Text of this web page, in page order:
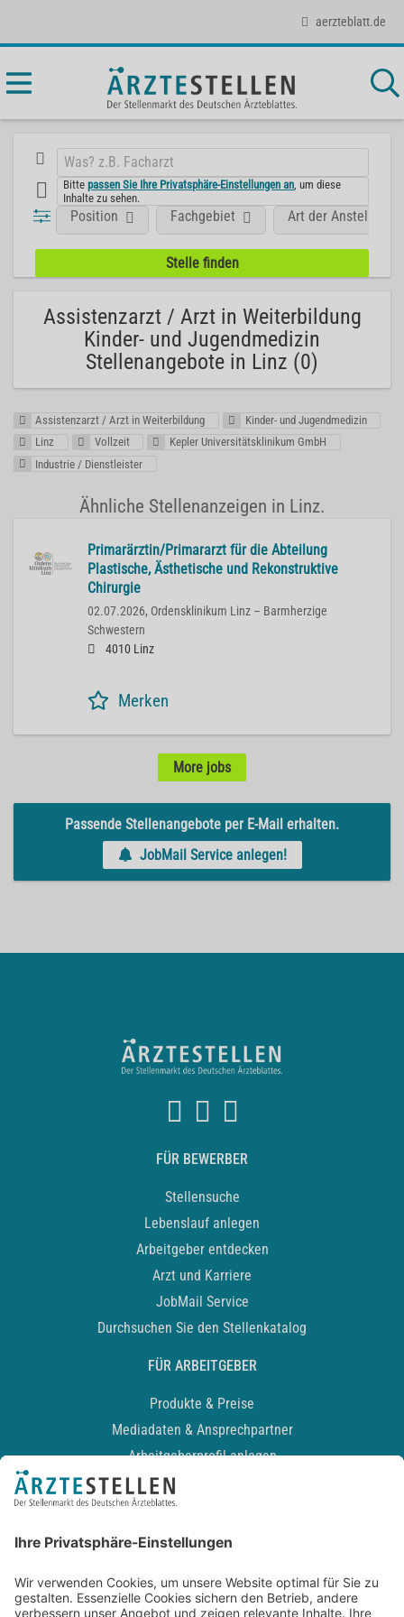
aerzteblatt.de
Bittepassen Sie Ihre Privatsphäre-Einstellungen an , um diese
Inhalte zu sehen.
Position Fachgebiet Art der Anstellung
Assistenzarzt / Arzt in Weiterbildung
Kinder- und Jugendmedizin
Stellenangebote in Linz (0)
Assistenzarzt / Arzt in Weiterbildung
Kinder- und Jugendmedizin
Linz
Vollzeit
Kepler Universitätsklinikum GmbH
Industrie / Dienstleister
Ähnliche Stellenanzeigen in Linz.
Primarärztin/Primararzt für die Abteilung
Plastische, Ästhetische und Rekonstruktive
Chirurgie
02.07.2026, Ordensklinikum Linz – Barmherzige
Schwestern
4010 Linz
Merken
More jobs
Passende Stellenangebote per E-Mail erhalten.
JobMail Service anlegen!
FÜR BEWERBER
Stellensuche
Lebenslauf anlegen
Arbeitgeber entdecken
Arzt und Karriere
JobMail Service
Durchsuchen Sie den Stellenkatalog
FÜR ARBEITGEBER
Produkte & Preise
Mediadaten & Ansprechpartner
Arbeitgeberprofil anlegen
Recruiting-Podcast
Kontakt
Datenschutz